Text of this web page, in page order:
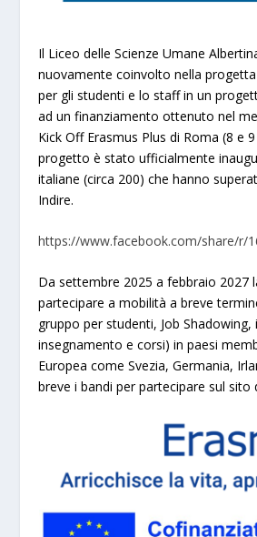
Il Liceo delle Scienze Umane
nuovamente coinvolto nella
per gli studenti e lo staff in un
ad un finanziamento ottenuto nel
Kick Off Erasmus Plus di Roma (8 e
progetto è stato ufficialmente
italiane (circa 200) che hanno
Indire.
https://www.facebook.com/share/r/
Da settembre 2025 a febbraio 2027
partecipare a mobilità a breve
gruppo per studenti, Job Shadowing,
insegnamento e corsi) in paesi
Europea come Svezia, Germania,
breve i bandi per partecipare sul